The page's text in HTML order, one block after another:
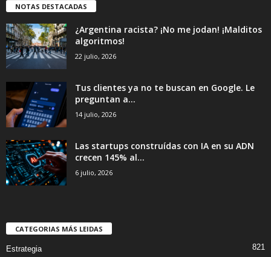
NOTAS DESTACADAS
¿Argentina racista? ¡No me jodan! ¡Malditos
algoritmos!
22 julio, 2026
Tus clientes ya no te buscan en Google. Le
preguntan a...
14 julio, 2026
Las startups construídas con IA en su ADN
crecen 145% al...
6 julio, 2026
CATEGORIAS MÁS LEIDAS
Estrategia 821